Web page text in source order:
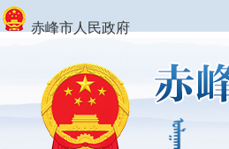
赤峰市人民政府